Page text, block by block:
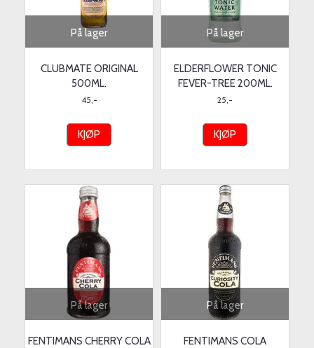
På lager
CLUBMATE ORIGINAL
500ML.
45,-
KJØP
På lager
ELDERFLOWER TONIC
FEVER-TREE 200ML.
25,-
KJØP
På lager
FENTIMANS CHERRY COLA
På lager
FENTIMANS COLA